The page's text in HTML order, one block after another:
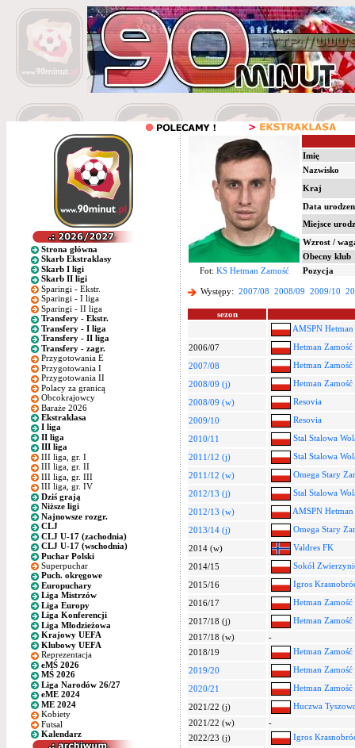
Strona główna
Skarb Ekstraklasy
Skarb I ligi
Skarb II ligi
Sparingi - Ekstr.
Sparingi - I liga
Sparingi - II liga
Transfery - Ekstr.
Transfery - I liga
Transfery - II liga
Transfery - zagr.
Przygotowania E
Przygotowania I
Przygotowania II
Polacy za granicą
Obcokrajowcy
Baraże 2026
Ekstraklasa
I liga
II liga
III liga
III liga, gr. I
III liga, gr. II
III liga, gr. III
III liga, gr. IV
Dziś grają
Niższe ligi
Najnowsze rozgr.
CLJ
CLJ U-17 (zachodnia)
CLJ U-17 (wschodnia)
Puchar Polski
Superpuchar
Puch. okręgowe
Europuchary
Liga Mistrzów
Liga Europy
Liga Konferencji
Liga Młodzieżowa
Krajowy UEFA
Klubowy UEFA
Reprezentacja
eMŚ 2026
MŚ 2026
Liga Narodów 26/27
eME 2024
ME 2024
Kobiety
Futsal
Kalendarz
Imię
Nazwisko
Kraj
Data
Miejsce
Wzrost /
Obecny klub
Fot: KS Hetman Zamość Pozycja
Występy: 2007/08 2008/09 2009/10
sezon
AMSPN
2006/07
Hetman Zamość
2007/08
Hetman Zamość
2008/09 (j)
Hetman Zamość
2008/09 (w)
Resovia
2009/10
Resovia
2010/11
Stal Stalowa
2011/12 (j)
Stal Stalowa
2011/12 (w)
Omega Stary
2012/13 (j)
Stal Stalowa
2012/13 (w)
AMSPN Hetman
2013/14 (j)
Omega Stary
2014 (w)
Valdres FK
2014/15
Sokół
2015/16
Igros
2016/17
Hetman Zamość
2017/18 (j)
Hetman Zamość
2017/18 (w)
-
2018/19
Hetman Zamość
2019/20
Hetman Zamość
2020/21
Hetman Zamość
2021/22 (j)
Huczwa
2021/22 (w)
-
2022/23 (j)
Igros